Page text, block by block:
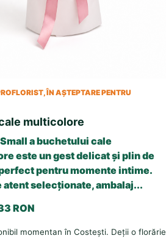
ÎN AȘTEPTARE PENTRU
multicolore
a buchetului cale
este un gest delicat și plin de
pentru momente intime.
atent selecționate, ambalaj...
RON
momentan în Costești. Deții o florărie